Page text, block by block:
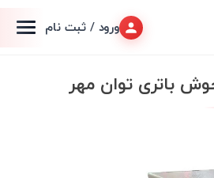
ورود / ثبت نام
باتری توان مهر